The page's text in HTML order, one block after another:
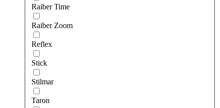
Raiber Time
Raiber Zoom
Reflex
Stick
Stilmar
Taron